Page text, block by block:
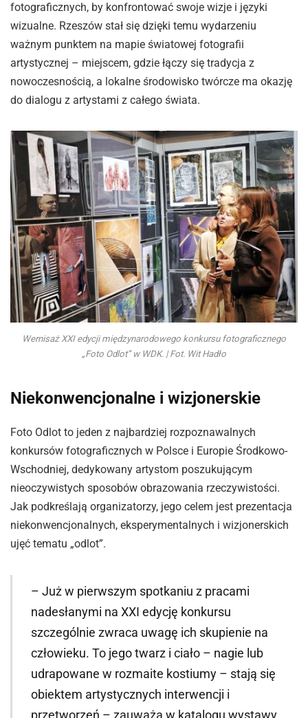
fotograficznych, by konfrontować swoje wizje i języki
wizualne. Rzeszów stał się dzięki temu wydarzeniu
ważnym punktem na mapie światowej fotografii
artystycznej – miejscem, gdzie łączy się tradycja z
nowoczesnością, a lokalne środowisko twórcze ma okazję
do dialogu z artystami z całego świata.
Wernisaż XXI edycji międzynarodowego konkursu fotograficznego
„Foto Odlot” w WDK. | Fot. Wit Hadło
Niekonwencjonalne i wizjonerskie
Foto Odlot to jeden z najbardziej rozpoznawalnych
konkursów fotograficznych w Polsce i Europie Środkowo-
Wschodniej, dedykowany artystom poszukującym
nieoczywistych sposobów obrazowania rzeczywistości.
Jak podkreślają organizatorzy, jego celem jest prezentacja
niekonwencjonalnych, eksperymentalnych i wizjonerskich
ujęć tematu „odlot”.
– Już w pierwszym spotkaniu z pracami
nadesłanymi na XXI edycję konkursu
szczególnie zwraca uwagę ich skupienie na
człowieku. To jego twarz i ciało – nagie lub
udrapowane w rozmaite kostiumy – stają się
obiektem artystycznych interwencji i